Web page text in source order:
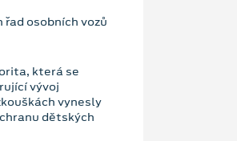
osobních vozů
která se
vývoj
vynesly
dětských